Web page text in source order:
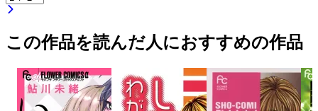
この作品を読んだ人におすすめの作品